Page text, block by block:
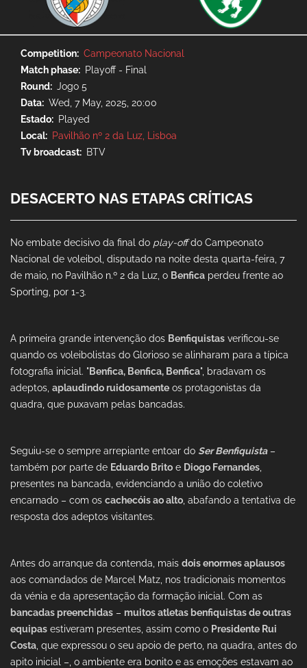
Competition
Campeonato Nacional
Match phase
Playoff - Final
Round
Jogo 5
Data
Wed, 7 May, 2025, 20:00
Estado
Played
Local
Pavilhão nº 2 da Luz, Lisboa
Tv broadcast
BTV
DESACERTO NAS ETAPAS CRÍTICAS
No embate decisivo da final do play-offdo Campeonato
Nacional de voleibol, disputado na noite desta quarta-feira, 7
de maio, no Pavilhão n.º 2 da Luz, o Benfica perdeu frente ao
Sporting, por 1-3.
A primeira grande intervenção dos Benfiquistas verificou-se
quando os voleibolistas do Glorioso se alinharam para a típica
fotografia inicial. "Benfica, Benfica, Benfica", bradavam os
adeptos, aplaudindo ruidosamente os protagonistas da
quadra, que puxavam pelas bancadas.
Seguiu-se o sempre arrepiante entoar do Ser Benfiquista–
também por parte de Eduardo Brito e Diogo Fernandes
presentes na bancada, evidenciando a união do coletivo
encarnado – com os cachecóis ao alto , abafando a tentativa de
resposta dos adeptos visitantes.
Antes do arranque da contenda, mais dois enormes aplausos
aos comandados de Marcel Matz, nos tradicionais momentos
da vénia e da apresentação da formação inicial. Com as
bancadas preenchidas – muitos atletas benfiquistas de outras
equipas estiveram presentes, assim como o Presidente Rui
Costa , que expressou o seu apoio de perto, na quadra, antes do
apito inicial –, o ambiente era bonito e as emoções estavam ao